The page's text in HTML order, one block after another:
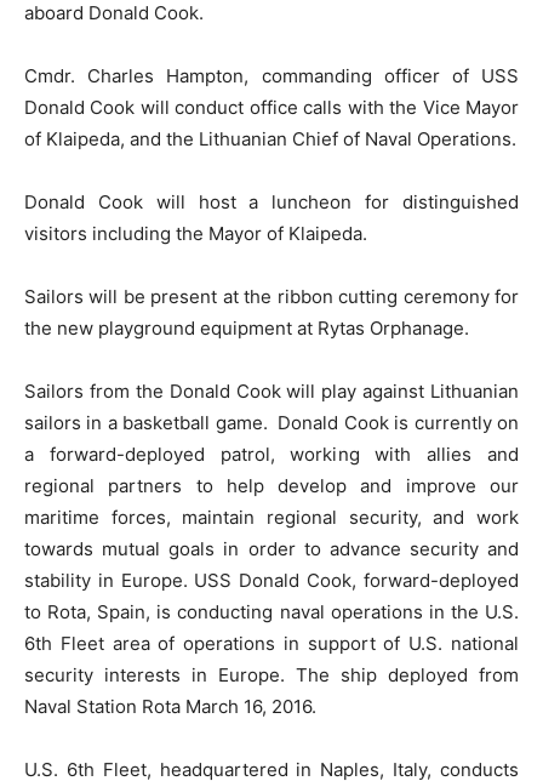
aboard Donald Cook.
Cmdr. Charles Hampton, commanding officer of USS
Donald Cook will conduct office calls with the Vice Mayor
of Klaipeda, and the Lithuanian Chief of Naval Operations.
Donald Cook will host a luncheon for distinguished
visitors including the Mayor of Klaipeda.
Sailors will be present at the ribbon cutting ceremony for
the new playground equipment at Rytas Orphanage.
Sailors from the Donald Cook will play against Lithuanian
sailors in a basketball game. Donald Cook is currently on
a forward-deployed patrol, working with allies and
regional partners to help develop and improve our
maritime forces, maintain regional security, and work
towards mutual goals in order to advance security and
stability in Europe. USS Donald Cook, forward-deployed
to Rota, Spain, is conducting naval operations in the U.S.
6th Fleet area of operations in support of U.S. national
security interests in Europe. The ship deployed from
Naval Station Rota March 16, 2016.
U.S. 6th Fleet, headquartered in Naples, Italy, conducts